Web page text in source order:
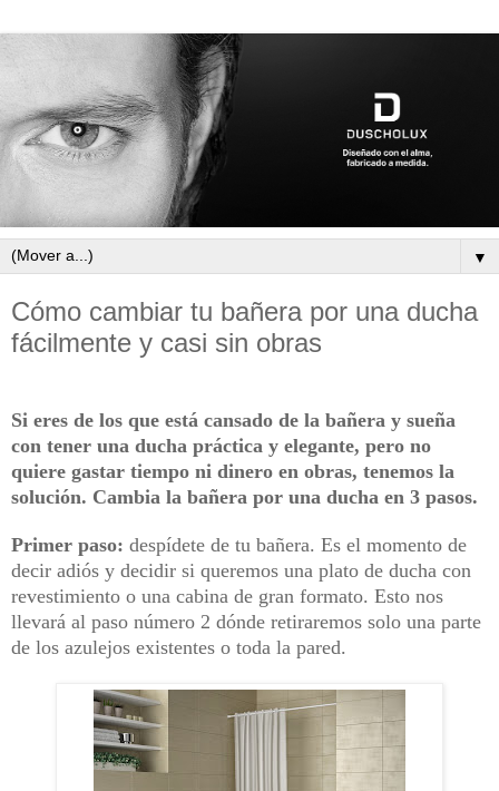
▼
Cómo cambiar tu bañera por una ducha
fácilmente y casi sin obras
Si eres de los que está cansado de la bañera y sueña
con tener una ducha práctica y elegante, pero no
quiere gastar tiempo ni dinero en obras, tenemos la
solución. Cambia la bañera por una ducha en 3 pasos.
Primer paso: despídete de tu bañera. Es el momento de
decir adiós y decidir si queremos una plato de ducha con
revestimiento o una cabina de gran formato. Esto nos
llevará al paso número 2 dónde retiraremos solo una parte
de los azulejos existentes o toda la pared.